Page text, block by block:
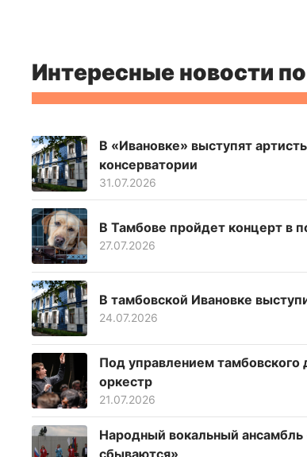
Интересные новости
В «Ивановке» выступят
консерватории
31.07.2026
В Тамбове пройдет концерт в
27.07.2026
В тамбовской Ивановке
24.07.2026
Под управлением тамбовского
оркестр
21.07.2026
Народный вокальный